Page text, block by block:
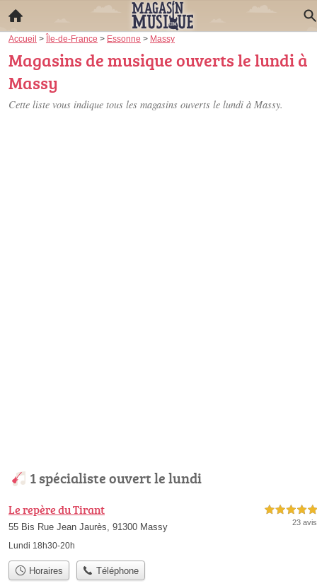
Accueil > Île-de-France > Essonne > Massy
Magasins de musique ouverts le lundi à
Massy
Cette liste vous indique tous les magasins ouverts le lundi à Massy.
1 spécialiste ouvert le lundi
Le repère du Tirant
55 Bis Rue Jean Jaurès, 91300 Massy
Lundi 18h30-20h
5,0 étoiles sur 5
23 avis
Horaires Téléphone